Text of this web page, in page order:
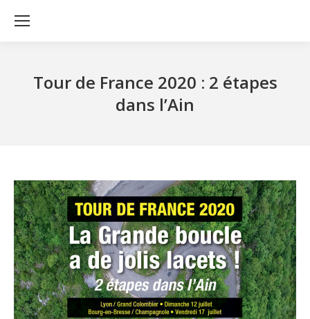
Tour de France 2020 : 2 étapes
dans l’Ain